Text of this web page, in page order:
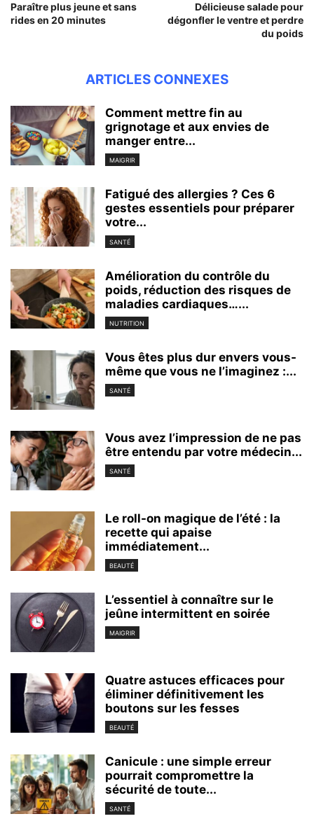
Paraître plus jeune et sans
rides en 20 minutes
Délicieuse salade pour
dégonfler le ventre et perdre
du poids
ARTICLES CONNEXES
Comment mettre fin au
grignotage et aux envies de
manger entre...
MAIGRIR
Fatigué des allergies ? Ces 6
gestes essentiels pour préparer
votre...
SANTÉ
Amélioration du contrôle du
poids, réduction des risques de
maladies cardiaques…...
NUTRITION
Vous êtes plus dur envers vous-
même que vous ne l’imaginez :...
SANTÉ
Vous avez l’impression de ne pas
être entendu par votre médecin...
SANTÉ
Le roll-on magique de l’été : la
recette qui apaise
immédiatement...
BEAUTÉ
L’essentiel à connaître sur le
jeûne intermittent en soirée
MAIGRIR
Quatre astuces efficaces pour
éliminer définitivement les
boutons sur les fesses
BEAUTÉ
Canicule : une simple erreur
pourrait compromettre la
sécurité de toute...
SANTÉ